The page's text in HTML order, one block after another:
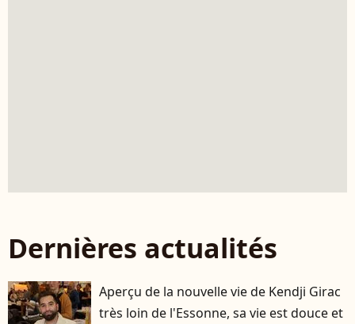
Dernières actualités
Aperçu de la nouvelle vie de Kendji Girac
très loin de l'Essonne, sa vie est douce et